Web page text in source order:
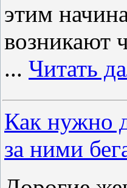
этим
возникают
... Читать
Как нужно
за ними